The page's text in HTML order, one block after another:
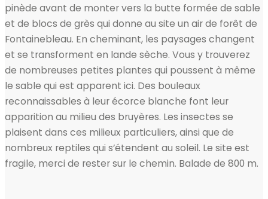
pinède avant de monter vers la butte formée de sable
et de blocs de grès qui donne au site un air de forêt de
Fontainebleau. En cheminant, les paysages changent
et se transforment en lande sèche. Vous y trouverez
de nombreuses petites plantes qui poussent à même
le sable qui est apparent ici. Des bouleaux
reconnaissables à leur écorce blanche font leur
apparition au milieu des bruyères. Les insectes se
plaisent dans ces milieux particuliers, ainsi que de
nombreux reptiles qui s’étendent au soleil. Le site est
fragile, merci de rester sur le chemin. Balade de 800 m.